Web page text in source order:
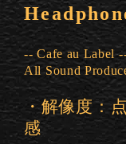
-- Cafe au Label
All Sound
・解像度：
感